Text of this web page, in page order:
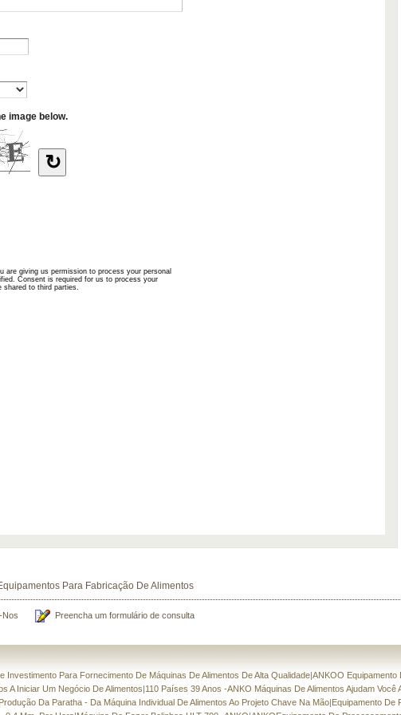
Para Fabricação De Alimentos
Nos Preencha um formulário de consulta
Investimento Para Fornecimento De Máquinas De Alimentos De Alta Qualidade|ANKOO Equipamento
A Iniciar Um Negócio De Alimentos|110 Países 39 Anos -ANKO Máquinas De Alimentos Ajudam Você
Da Paratha - Da Máquina Individual De Alimentos Ao Projeto Chave Na Mão|Equipamento De